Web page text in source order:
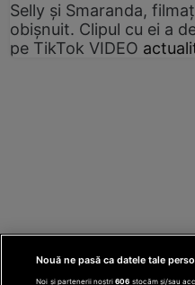
Selly și Smaranda,
obișnuit. Clipul cu ei a
pe TikTok VIDEO
Nouă ne pasă ca datele tale
Noi și partenerii noștri606 stocăm și/sau